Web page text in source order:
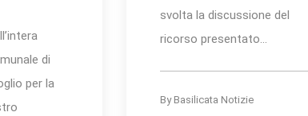
svolta la discussione del
ricorso presentato...
By Basilicata Notizie
di
per la